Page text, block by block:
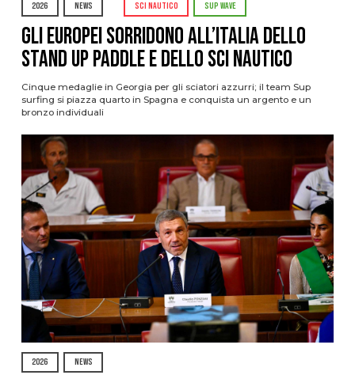
2026 NEWS SCI NAUTICO SUP WAVE
Gli Europei sorridono all’Italia dello
stand up paddle e dello sci nautico
Cinque medaglie in Georgia per gli sciatori azzurri; il team Sup
surfing si piazza quarto in Spagna e conquista un argento e un
bronzo individuali
2026 NEWS